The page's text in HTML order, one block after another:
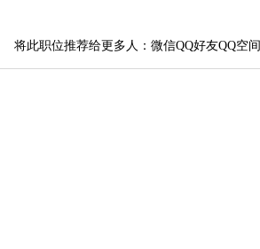
将此职位推荐给更多人： 微信QQ好友QQ空间